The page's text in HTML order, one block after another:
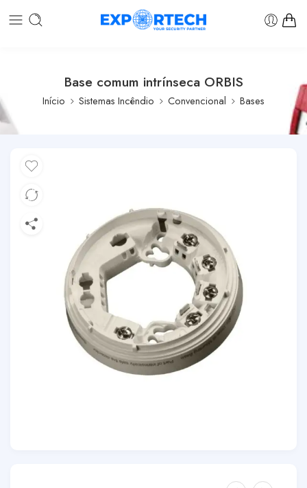
Base comum intrínseca ORBIS
Início Sistemas Incêndio Convencional Bases